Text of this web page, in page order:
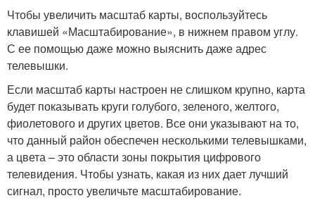
Чтобы увеличить масштаб карты, воспользуйтесь
клавишей «Масштабирование», в нижнем правом углу.
С ее помощью даже можно выяснить даже адрес
телевышки.
Если масштаб карты настроен не слишком крупно, карта
будет показывать круги голубого, зеленого, желтого,
фиолетового и других цветов. Все они указывают на то,
что данный район обеспечен несколькими телевышками,
а цвета – это области зоны покрытия цифрового
телевидения. Чтобы узнать, какая из них дает лучший
сигнал, просто увеличьте масштабирование.